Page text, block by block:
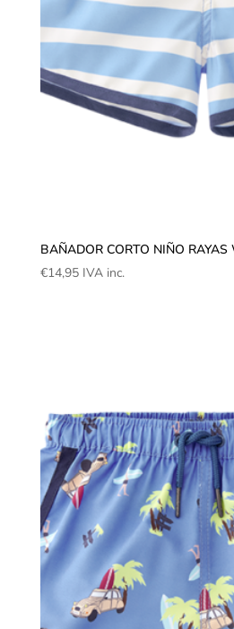
BAÑADOR CORTO NIÑO RAYAS
€14,95 IVA inc.